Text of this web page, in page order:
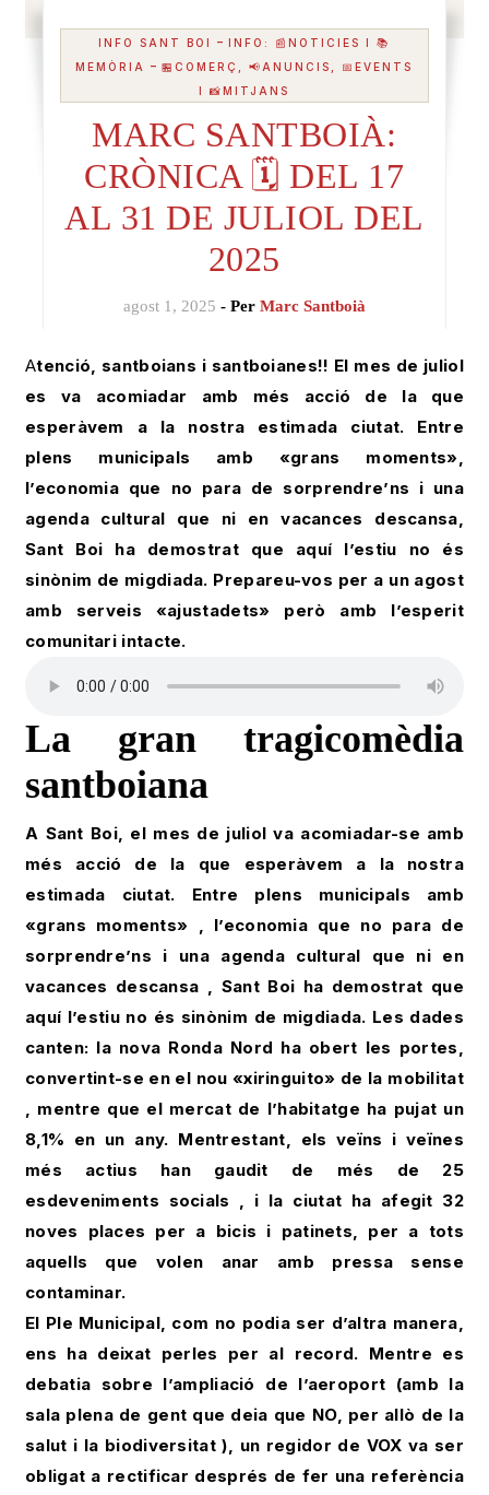
INFO SANT BOI - INFO: 📰NOTICIES I 📚
MEMÒRIA
-🏪COMERÇ, 📢ANUNCIS, 📅EVENTS
I 📸MITJANS
MARC SANTBOIÀ:
CRÒNICA 🗓️ DEL 17
AL 31 DE JULIOL DEL
2025
agost 1, 2025 - Per Marc Santboià
Atenció, santboians i santboianes!! El mes de juliol
es va acomiadar amb més acció de la que
esperàvem a la nostra estimada ciutat. Entre
plens municipals amb «grans moments»,
l’economia que no para de sorprendre’ns i una
agenda cultural que ni en vacances descansa,
Sant Boi ha demostrat que aquí l’estiu no és
sinònim de migdiada. Prepareu-vos per a un agost
amb serveis «ajustadets» però amb l’esperit
comunitari intacte.
La gran tragicomèdia
santboiana
A Sant Boi, el mes de juliol va acomiadar-se amb
més acció de la que esperàvem a la nostra
estimada ciutat. Entre plens municipals amb
«grans moments» , l’economia que no para de
sorprendre’ns i una agenda cultural que ni en
vacances descansa , Sant Boi ha demostrat que
aquí l’estiu no és sinònim de migdiada. Les dades
canten: la nova Ronda Nord ha obert les portes,
convertint-se en el nou «xiringuito» de la mobilitat
, mentre que el mercat de l’habitatge ha pujat un
8,1% en un any. Mentrestant, els veïns i veïnes
més actius han gaudit de més de 25
esdeveniments socials , i la ciutat ha afegit 32
noves places per a bicis i patinets, per a tots
aquells que volen anar amb pressa sense
contaminar.
El Ple Municipal, com no podia ser d’altra manera,
ens ha deixat perles per al record. Mentre es
debatia sobre l’ampliació de l’aeroport (amb la
sala plena de gent que deia que NO, per allò de la
salut i la biodiversitat ), un regidor de VOX va ser
obligat a rectificar després de fer una referència